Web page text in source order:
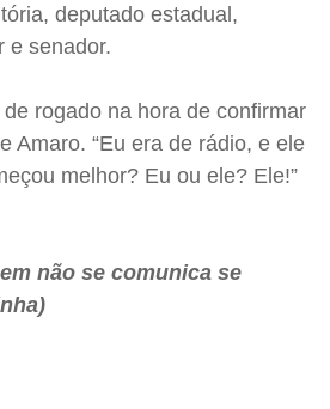
deputado estadual,
e senador.
rogado na hora de confirmar
Amaro. “Eu era de rádio, e ele
melhor? Eu ou ele? Ele!”
não se comunica se